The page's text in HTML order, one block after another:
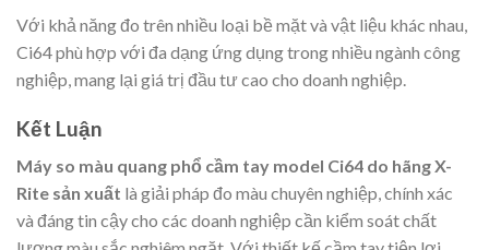
Với khả năng đo trên nhiều loại bề mặt và vật liệu khác nhau,
Ci64 phù hợp với đa dạng ứng dụng trong nhiều ngành công
nghiệp, mang lại giá trị đầu tư cao cho doanh nghiệp.
Kết Luận
Máy so màu quang phổ cầm tay model Ci64 do hãng X-
Rite sản xuất là giải pháp đo màu chuyên nghiệp, chính xác
và đáng tin cậy cho các doanh nghiệp cần kiểm soát chất